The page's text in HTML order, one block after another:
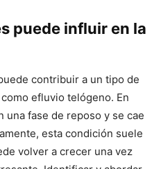
puede influir en la
contribuir a un tipo de
efluvio telógeno. En
una fase de reposo y se cae
esta condición suele
volver a crecer una vez